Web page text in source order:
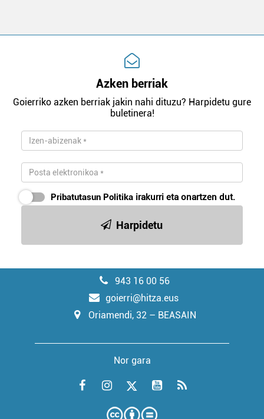
Azken berriak
Goierriko azken berriak jakin nahi dituzu? Harpidetu gure
buletinera!
Pribatutasun Politika irakurri eta onartzen dut.
Harpidetu
943 16 00 56
goierri@hitza.eus
Oriamendi, 32 – BEASAIN
Nor gara